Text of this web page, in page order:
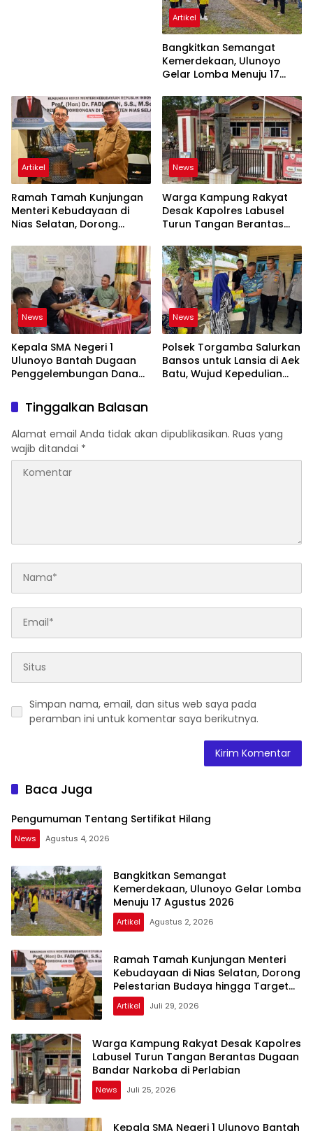
Artikel
Bangkitkan Semangat
Kemerdekaan, Ulunoyo
Gelar Lomba Menuju 17
Artikel
Ramah Tamah Kunjungan
Menteri Kebudayaan di
Nias Selatan, Dorong
Target UNESCO
News
Warga Kampung Rakyat
Desak Kapolres Labusel
Turun Tangan Berantas
di Perlabian
News
Kepala SMA Negeri 1
Ulunoyo Bantah Dugaan
Penggelembungan Dana
Pemberitaan Tidak Benar
News
Polsek Torgamba Salurkan
Bansos untuk Lansia di Aek
Batu, Wujud Kepedulian
Tinggalkan Balasan
Alamat email Anda tidak akan dipublikasikan. Ruas yang
wajib ditandai *
Simpan nama, email, dan situs web saya pada
peramban ini untuk komentar saya berikutnya.
Baca Juga
Pengumuman Tentang Sertifikat Hilang
News Agustus 4, 2026
Bangkitkan Semangat
Kemerdekaan, Ulunoyo Gelar Lomba
Menuju 17 Agustus 2026
Artikel Agustus 2, 2026
Ramah Tamah Kunjungan Menteri
Kebudayaan di Nias Selatan, Dorong
Pelestarian Budaya hingga Target
UNESCO
Artikel Juli 29, 2026
Warga Kampung Rakyat Desak Kapolres
Labusel Turun Tangan Berantas Dugaan
Bandar Narkoba di Perlabian
News Juli 25, 2026
Kepala SMA Negeri 1 Ulunoyo Bantah